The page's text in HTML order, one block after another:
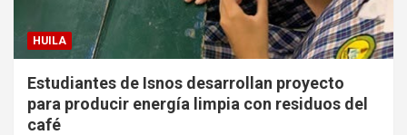
HUILA
Estudiantes de Isnos desarrollan proyecto
para producir energía limpia con residuos del
café